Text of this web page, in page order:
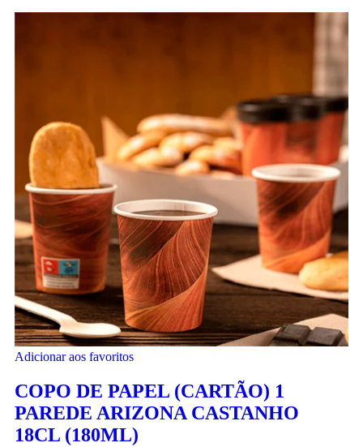
Adicionar aos favoritos
COPO DE PAPEL (CARTÃO) 1
PAREDE ARIZONA CASTANHO
18CL (180ML)